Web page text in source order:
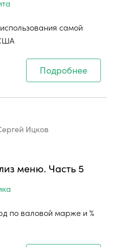
самой
Подробнее
Ицков
меню. Часть 5
по валовой марже и %